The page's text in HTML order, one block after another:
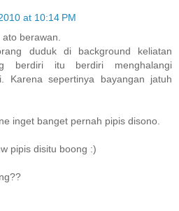
at 10:14 PM
berawan.
duduk di background keliatan
berdiri itu berdiri menghalangi
Karena sepertinya bayangan jatuh
inget banget pernah pipis disono.
pipis disitu boong :)